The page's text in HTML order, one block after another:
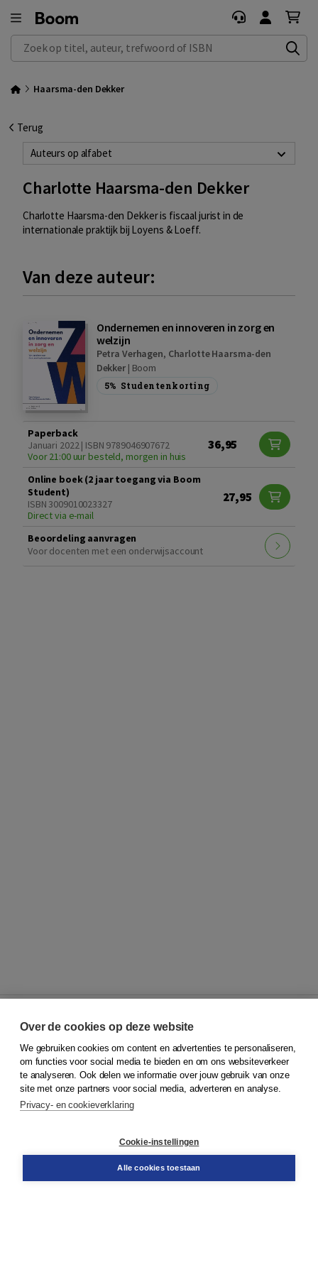
Zoek op titel, auteur, trefwoord of ISBN
Haarsma-den Dekker
Terug
Auteurs op alfabet
Charlotte Haarsma-den Dekker
Charlotte Haarsma-den Dekker is fiscaal jurist in de
internationale praktijk bij Loyens & Loeff.
Van deze auteur:
Ondernemen en innoveren in zorg en
welzijn
Petra Verhagen, Charlotte Haarsma-den
Dekker| Boom
5% Studentenkorting
Paperback
Januari 2022 | ISBN 9789046907672
Voor 21:00 uur besteld, morgen in huis
36,95
Online boek (2 jaar toegang via Boom
Student)
ISBN 3009010023327
Direct via e-mail
27,95
Beoordeling aanvragen
Voor docenten met een onderwijsaccount
© 2026Koninklijke Boom uitgevers
Klantenservice
Service & informatie
Contact
Over de cookies op deze website
We gebruiken cookies om content en advertenties te personaliseren,
om functies voor social media te bieden en om ons websiteverkeer
te analyseren. Ook delen we informatie over jouw gebruik van onze
site met onze partners voor social media, adverteren en analyse.
Privacy- en cookieverklaring
Cookie-instellingen
Alle cookies toestaan